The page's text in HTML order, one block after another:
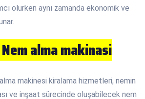
olurken aynı zamanda ekonomik ve
alma makinasi
makinesi kiralama hizmetleri, nemin
ve inşaat sürecinde oluşabilecek nem